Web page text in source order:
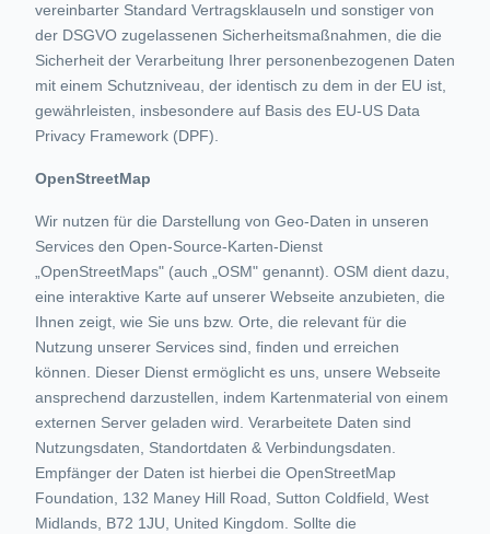
vereinbarter Standard Vertragsklauseln und sonstiger von
der DSGVO zugelassenen Sicherheitsmaßnahmen, die die
Sicherheit der Verarbeitung Ihrer personenbezogenen Daten
mit einem Schutzniveau, der identisch zu dem in der EU ist,
gewährleisten, insbesondere auf Basis des EU-US Data
Privacy Framework (DPF).
OpenStreetMap
Wir nutzen für die Darstellung von Geo-Daten in unseren
Services den Open-Source-Karten-Dienst
„OpenStreetMaps" (auch „OSM" genannt). OSM dient dazu,
eine interaktive Karte auf unserer Webseite anzubieten, die
Ihnen zeigt, wie Sie uns bzw. Orte, die relevant für die
Nutzung unserer Services sind, finden und erreichen
können. Dieser Dienst ermöglicht es uns, unsere Webseite
ansprechend darzustellen, indem Kartenmaterial von einem
externen Server geladen wird. Verarbeitete Daten sind
Nutzungsdaten, Standortdaten & Verbindungsdaten.
Empfänger der Daten ist hierbei die OpenStreetMap
Foundation, 132 Maney Hill Road, Sutton Coldfield, West
Midlands, B72 1JU, United Kingdom. Sollte die